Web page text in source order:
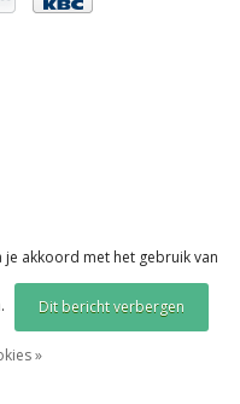
akkoord met het gebruik van
Dit bericht verbergen
»